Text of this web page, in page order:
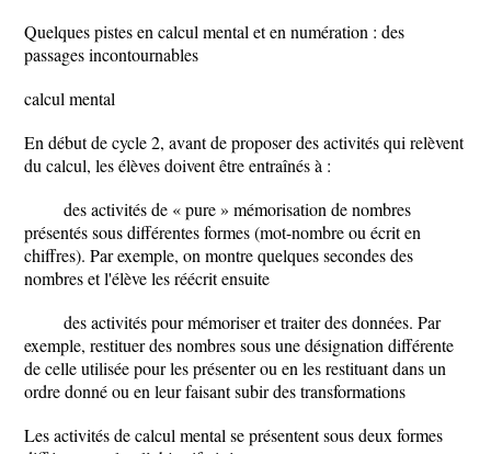
Quelques pistes en calcul mental et en numération : des
passages incontournables
calcul mental
En début de cycle 2, avant de proposer des activités qui relèvent
du calcul, les élèves doivent être entraînés à :
des activités de « pure » mémorisation de nombres
présentés sous différentes formes (mot-nombre ou écrit en
chiffres). Par exemple, on montre quelques secondes des
nombres et l'élève les réécrit ensuite
des activités pour mémoriser et traiter des données. Par
exemple, restituer des nombres sous une désignation différente
de celle utilisée pour les présenter ou en les restituant dans un
ordre donné ou en leur faisant subir des transformations
Les activités de calcul mental se présentent sous deux formes